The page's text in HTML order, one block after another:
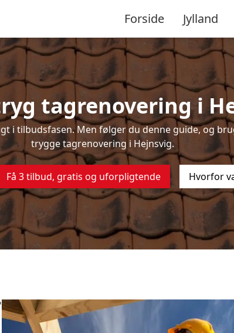
Forside Jylland
tagrenovering i
i tilbudsfasen. Men følger du denne guide, og
trygge tagrenovering i Hejnsvig.
Få 3 tilbud, gratis og uforpligtende Hvorfor